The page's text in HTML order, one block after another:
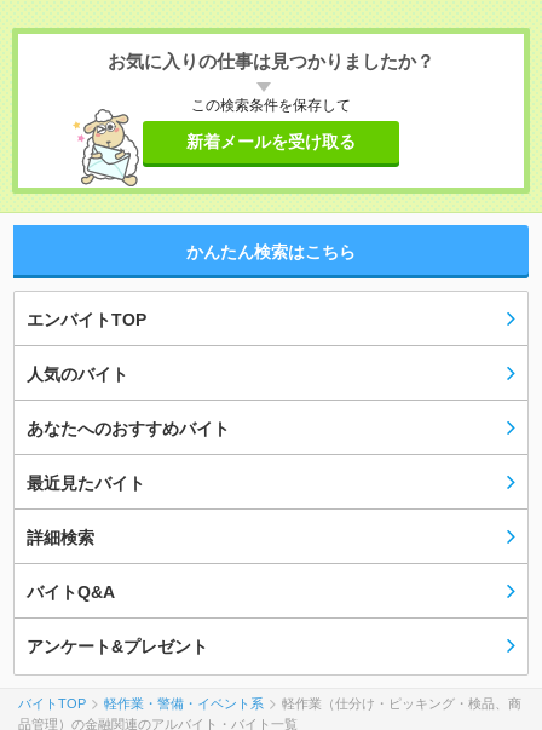
お気に入りの仕事は見つかりましたか？
この検索条件を保存して
新着メールを受け取る
かんたん検索はこちら
エンバイトTOP
人気のバイト
あなたへのおすすめバイト
最近見たバイト
詳細検索
バイトQ&A
アンケート&プレゼント
バイトTOP 軽作業・警備・イベント系
軽作業（仕分け・ピッキング・検品、商
品管理）の金融関連のアルバイト・バイト一覧